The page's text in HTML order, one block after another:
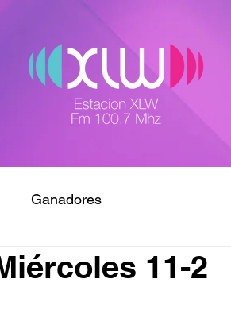
Ganadores
11-2